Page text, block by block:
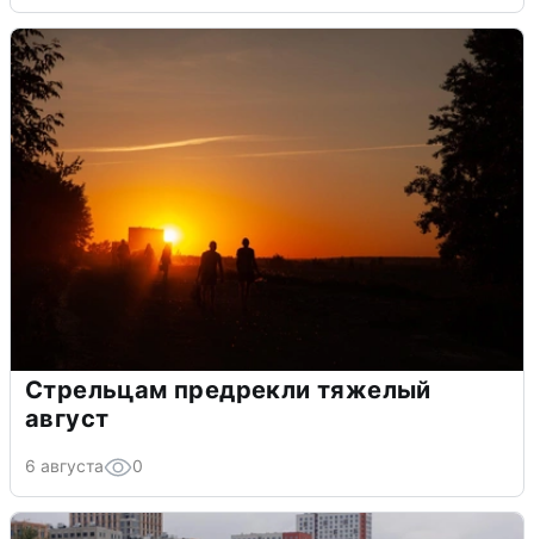
Стрельцам предрекли тяжелый
август
6 августа 0